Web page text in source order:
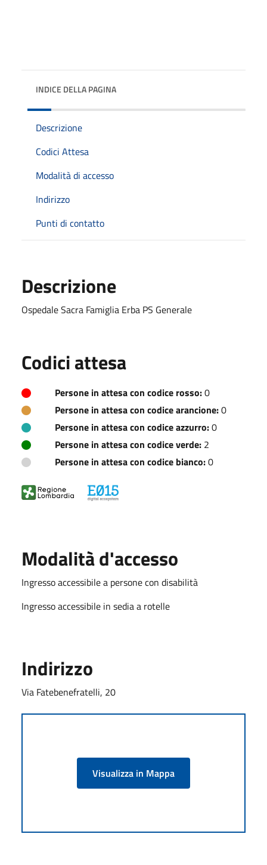
INDICE DELLA PAGINA
Descrizione
Codici Attesa
Modalità di accesso
Indirizzo
Punti di contatto
Descrizione
Ospedale Sacra Famiglia Erba PS Generale
Codici attesa
Persone in attesa con codice rosso:0
Persone in attesa con codice arancione:0
Persone in attesa con codice azzurro:0
Persone in attesa con codice verde: 2
Persone in attesa con codice bianco:0
Modalità d'accesso
Ingresso accessibile a persone con disabilità
Ingresso accessibile in sedia a rotelle
Indirizzo
Via Fatebenefratelli, 20
Visualizza in Mappa